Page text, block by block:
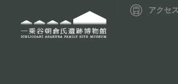
アクセス
資料データベーストップ